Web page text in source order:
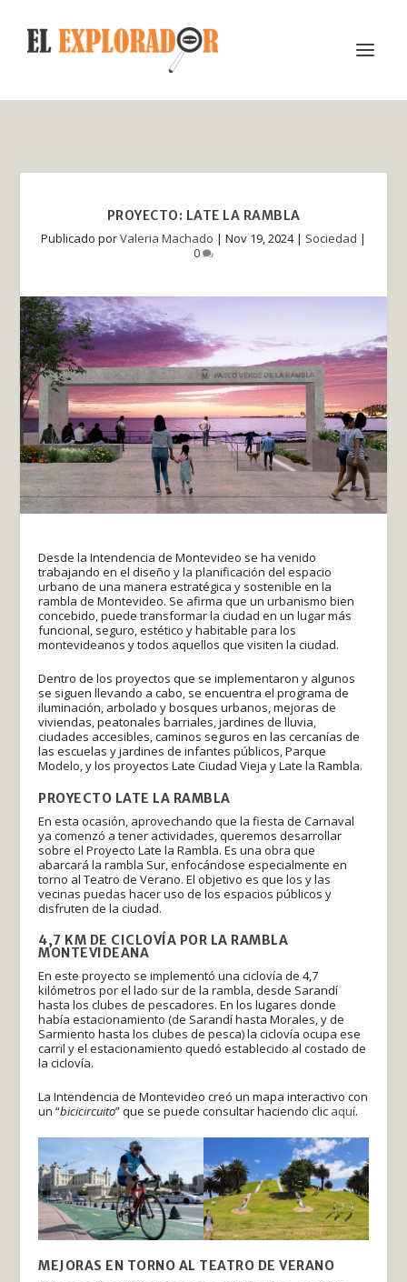
PROYECTO: LATE LA RAMBLA
Publicado porValeria Machado | Nov 19, 2024| Sociedad |
0
Desde la Intendencia de Montevideo se ha venido
trabajando en el diseño y la planificación del espacio
urbano de una manera estratégica y sostenible en la
rambla de Montevideo. Se afirma que un urbanismo bien
concebido, puede transformar la ciudad en un lugar más
funcional, seguro, estético y habitable para los
montevideanos y todos aquellos que visiten la ciudad.
Dentro de los proyectos que se implementaron y algunos
se siguen llevando a cabo, se encuentra el programa de
iluminación, arbolado y bosques urbanos, mejoras de
viviendas, peatonales barriales, jardines de lluvia,
ciudades accesibles, caminos seguros en las cercanías de
las escuelas y jardines de infantes públicos, Parque
Modelo, y los proyectos Late Ciudad Vieja y Late la Rambla.
PROYECTO LATE LA RAMBLA
En esta ocasión, aprovechando que la fiesta de Carnaval
ya comenzó a tener actividades, queremos desarrollar
sobre el Proyecto Late la Rambla. Es una obra que
abarcará la rambla Sur, enfocándose especialmente en
torno al Teatro de Verano. El objetivo es que los y las
vecinas puedas hacer uso de los espacios públicos y
disfruten de la ciudad.
4,7 KM DE CICLOVÍA POR LA RAMBLA
MONTEVIDEANA
En este proyecto se implementó una ciclovía de 4,7
kilómetros por el lado sur de la rambla, desde Sarandí
hasta los clubes de pescadores. En los lugares donde
había estacionamiento (de Sarandí hasta Morales, y de
Sarmiento hasta los clubes de pesca) la ciclovía ocupa ese
carril y el estacionamiento quedó establecido al costado de
la ciclovía.
La Intendencia de Montevideo creó un mapa interactivo con
un “bicicircuito” que se puede consultar haciendo clic aquí.
MEJORAS EN TORNO AL TEATRO DE VERANO